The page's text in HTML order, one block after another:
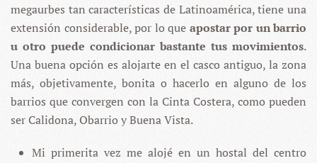
megaurbes tan características de Latinoamérica, tiene una
extensión considerable, por lo que apostar por un barrio
u otro puede condicionar bastante tus movimientos.
Una buena opción es alojarte en el casco antiguo, la zona
más, objetivamente, bonita o hacerlo en alguno de los
barrios que convergen con la Cinta Costera, como pueden
ser Calidona, Obarrio y Buena Vista.
Mi primerita vez me alojé en un hostal del centro